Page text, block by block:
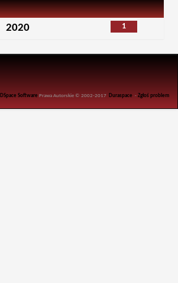
1
2020
DSpace Software Prawa Autorskie © 2002-2017 Duraspace -Zgłoś problem